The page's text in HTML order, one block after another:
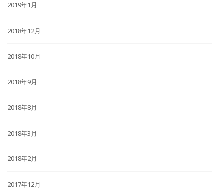
2019年1月
2018年12月
2018年10月
2018年9月
2018年8月
2018年3月
2018年2月
2017年12月